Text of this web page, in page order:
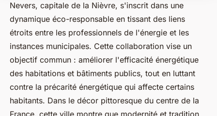
Nevers, capitale de la Nièvre, s'inscrit dans une
dynamique éco-responsable en tissant des liens
étroits entre les professionnels de l'énergie et les
instances municipales. Cette collaboration vise un
objectif commun : améliorer l'efficacité énergétique
des habitations et bâtiments publics, tout en luttant
contre la précarité énergétique qui affecte certains
habitants. Dans le décor pittoresque du centre de la